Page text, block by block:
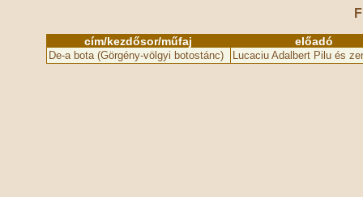
cím/kezdősor/műfaj előadó
De-a bota (Görgény-völgyi botostánc) Lucaciu Adalbert Pilu és